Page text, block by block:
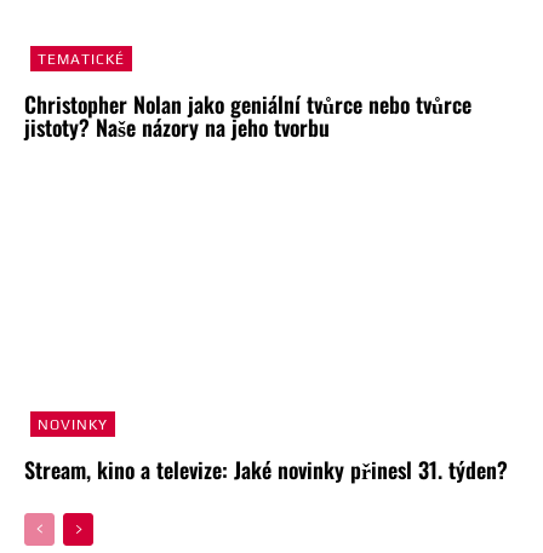
TEMATICKÉ
Christopher Nolan jako geniální tvůrce nebo tvůrce
jistoty? Naše názory na jeho tvorbu
NOVINKY
Stream, kino a televize: Jaké novinky přinesl 31. týden?